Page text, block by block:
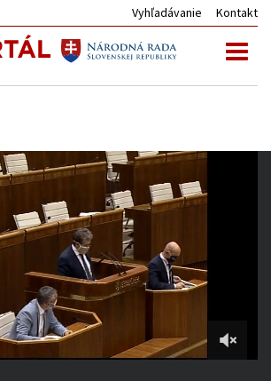
Vyhľadávanie Kontakt